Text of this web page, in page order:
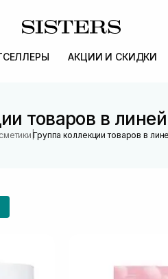
АКЦИИ И СКИДКИ
товаров в
|Группа коллекции товаров в